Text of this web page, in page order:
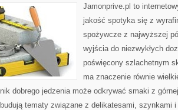
Jamonprive.pl to
jakość spotyka się z
spożywcze z najwyższej
wyjścia do niezwykłych
poświęcony szlachetnym
ma znaczenie równie
dobrego jedzenia może odkrywać smaki z
tematy związane z delikatesami, szynkami